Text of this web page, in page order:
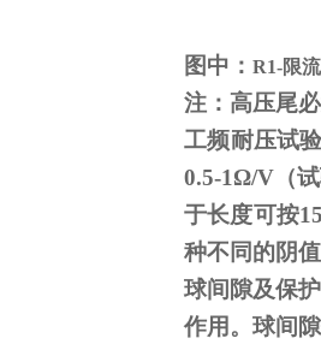
图中： R1-限
注：高压尾
工频耐压试
0.5-1Ω/V（
于长度可按
种不同的阴值
球间隙及保
作用。球间